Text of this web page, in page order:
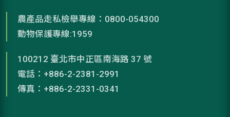
農產品走私檢舉專線：0800-054300
動物保護專線:1959
100212 臺北市中正區南海路 37 號
電話：+886-2-2381-2991
傳真：+886-2-2331-0341